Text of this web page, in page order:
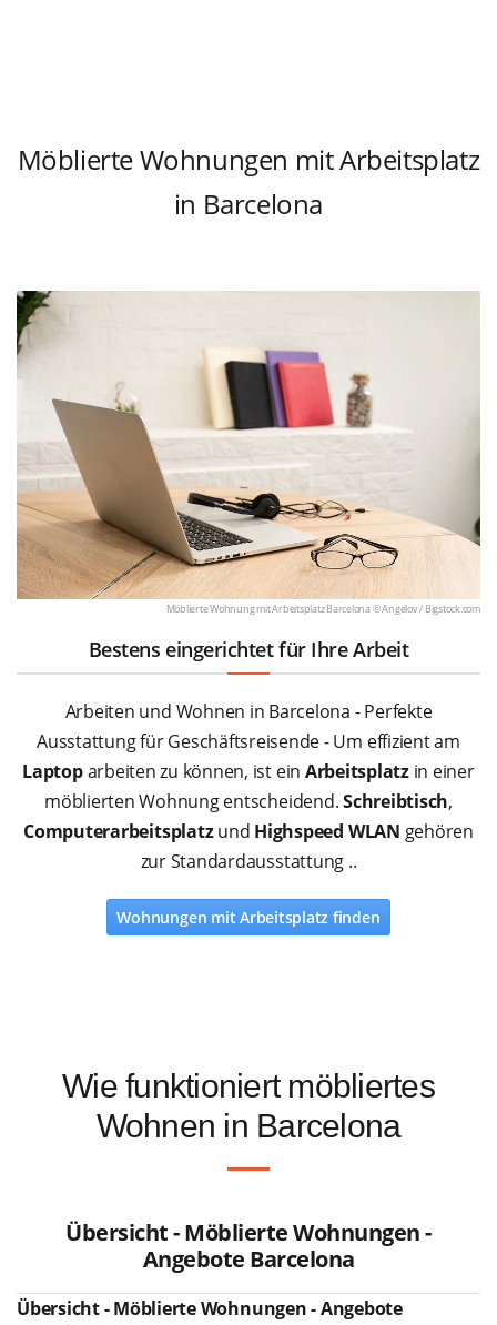
Möblierte Wohnungen mit Arbeitsplatz
in Barcelona
Möblierte Wohnung mit Arbeitsplatz Barcelona © Angelov / Bigstock.com
Bestens eingerichtet für Ihre Arbeit
Arbeiten und Wohnen in Barcelona - Perfekte
Ausstattung für Geschäftsreisende - Um effizient am
Laptoparbeiten zu können, ist ein Arbeitsplatzin einer
möblierten Wohnung entscheidend.Schreibtisch,
Computerarbeitsplatzund Highspeed WLAN gehören
zur Standardausstattung ..
Wohnungen mit Arbeitsplatz finden
Wie funktioniert möbliertes
Wohnen in Barcelona
Übersicht - Möblierte Wohnungen -
Angebote Barcelona
Übersicht - Möblierte Wohnungen - Angebote